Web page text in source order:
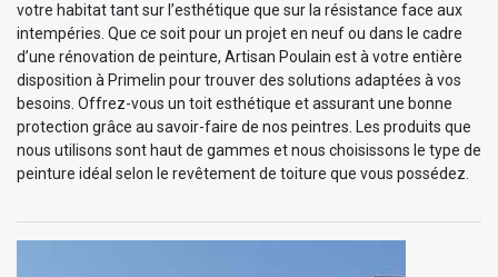
votre habitat tant sur l’esthétique que sur la résistance face aux
intempéries. Que ce soit pour un projet en neuf ou dans le cadre
d’une rénovation de peinture, Artisan Poulain est à votre entière
disposition à Primelin pour trouver des solutions adaptées à vos
besoins. Offrez-vous un toit esthétique et assurant une bonne
protection grâce au savoir-faire de nos peintres. Les produits que
nous utilisons sont haut de gammes et nous choisissons le type de
peinture idéal selon le revêtement de toiture que vous possédez.